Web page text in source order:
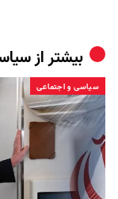
بیشتر از
سیاسی و اجتماعی